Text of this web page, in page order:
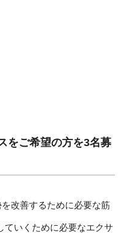
をご希望の方を3名募
改善するために必要な筋
ていくために必要なエクサ